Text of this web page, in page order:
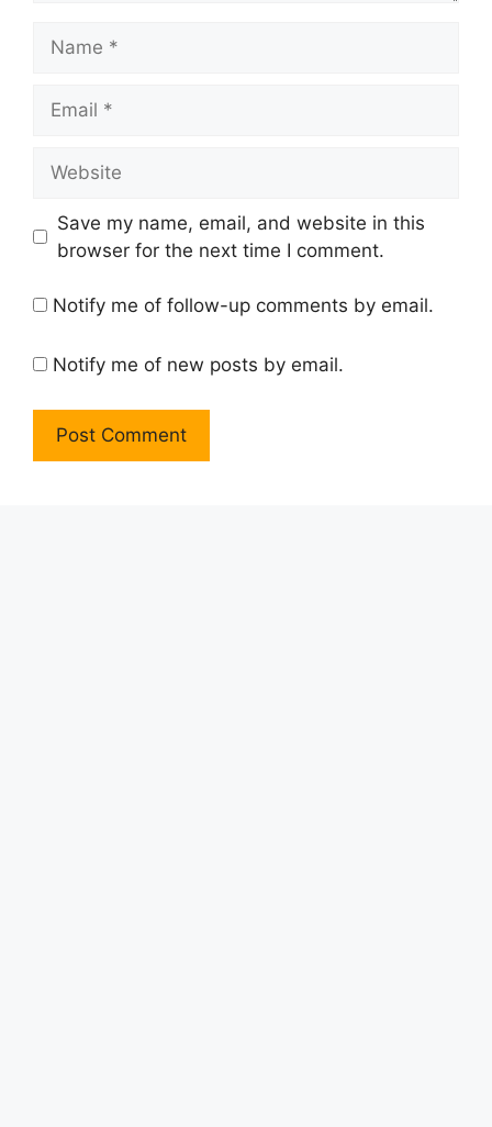
Save my name, email, and website in this
browser for the next time I comment.
Notify me of follow-up comments by email.
Notify me of new posts by email.